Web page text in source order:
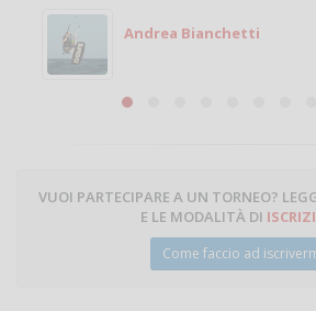
Michele
Michele Miglionico
VUOI PARTECIPARE A UN TORNEO?
E LE MODALITÀ DI
Come faccio ad